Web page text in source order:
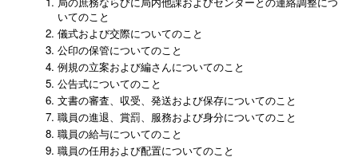
いてのこと
儀式および交際についてのこと
公印の保管についてのこと
例規の立案および編さんについてのこと
公告式についてのこと
文書の審査、収受、発送および保存についてのこと
職員の進退、賞罰、服務および身分についてのこと
職員の給与についてのこと
職員の任用および配置についてのこと